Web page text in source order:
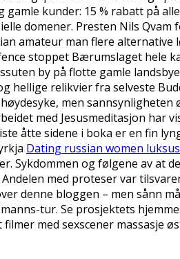
kunder: 15 % rabatt på
domener. Presten Nils
amateur man flere alternative
stoppet Bærumslaget hele
by på flotte gamle
hellige relikvier fra selveste
men
med Jesusmeditasjon har
åtte sidene i boka er en fin
Dating russian women
Sykdommen og følgene av at
med proteser var
denne bloggen – men sånn
tur. Se prosjektets
filmer med sexscener